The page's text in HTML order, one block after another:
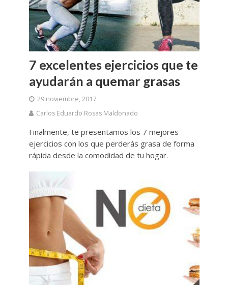
7 excelentes ejercicios que te
ayudarán a quemar grasas
29 noviembre, 2017
Carlos Eduardo Rosas Maldonado
Finalmente, te presentamos los 7 mejores
ejercicios con los que perderás grasa de forma
rápida desde la comodidad de tu hogar.